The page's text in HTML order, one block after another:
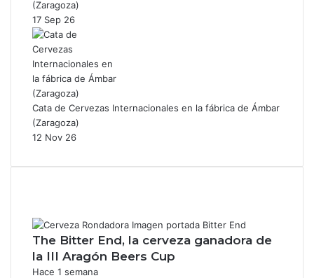
(Zaragoza)
17 Sep 26
Cata de Cervezas Internacionales en la fábrica de Ámbar
(Zaragoza)
12 Nov 26
The Bitter End, la cerveza ganadora de
la III Aragón Beers Cup
Hace 1 semana